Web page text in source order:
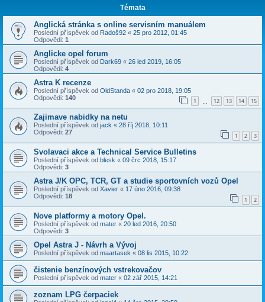
Témata
Anglická stránka s online servisním manuálem
Poslední příspěvek od Radoš92 « 25 pro 2012, 01:45
Odpovědi: 1
Anglicke opel forum
Poslední příspěvek od Dark69 « 26 led 2019, 16:05
Odpovědi: 4
Astra K recenze
Poslední příspěvek od OldStanda « 02 pro 2018, 19:05
Odpovědi: 140 1 12 13 14 15
Zajimave nabidky na netu
Poslední příspěvek od jack « 28 říj 2018, 10:11
Odpovědi: 27 1 2 3
Svolavaci akce a Technical Service Bulletins
Poslední příspěvek od blesk « 09 črc 2018, 15:17
Odpovědi: 3
Astra J/K OPC, TCR, GT a studie sportovních vozů Opel
Poslední příspěvek od Xavier « 17 úno 2016, 09:38
Odpovědi: 18 1 2
Nove platformy a motory Opel.
Poslední příspěvek od mater « 20 led 2016, 20:50
Odpovědi: 3
Opel Astra J - Návrh a Vývoj
Poslední příspěvek od maartasek « 08 lis 2015, 10:22
čistenie benzínových vstrekovačov
Poslední příspěvek od mater « 02 zář 2015, 14:21
zoznam LPG čerpaciek